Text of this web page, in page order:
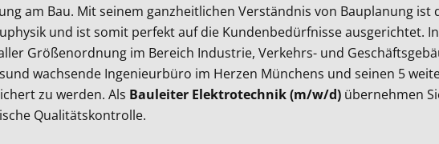
am Bau. Mit seinem ganzheitlichen Verständnis von Bauplanung ist
und ist somit perfekt auf die Kundenbedürfnisse ausgerichtet.
Größenordnung im Bereich Industrie, Verkehrs- und
wachsende Ingenieurbüro im Herzen Münchens und seinen 5
zu werden. Als Bauleiter Elektrotechnik (m/w/d) übernehmen
Qualitätskontrolle.